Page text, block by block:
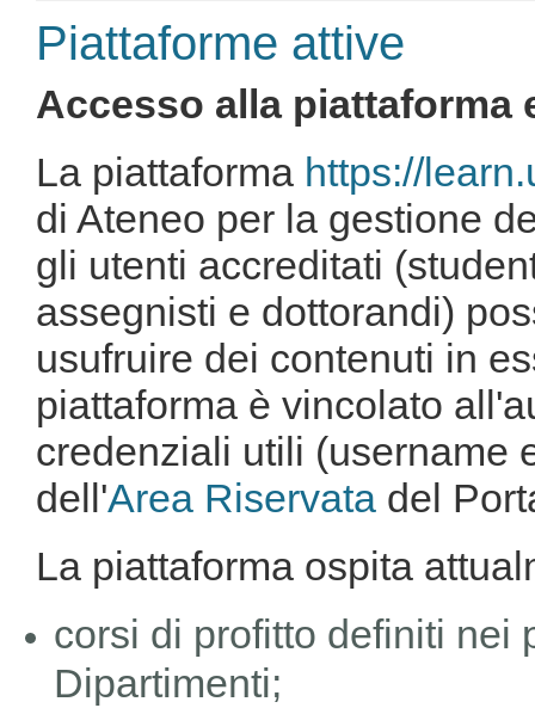
Piattaforme attive
Accesso alla piattaforma
La piattaforma https://
di Ateneo per la gestione
gli utenti accreditati
assegnisti e dottorandi)
usufruire dei contenuti in
piattaforma è vincolato
credenziali utili (username
dell'Area Riservatadel
La piattaforma ospita
corsi di profitto definiti nei
Dipartimenti;